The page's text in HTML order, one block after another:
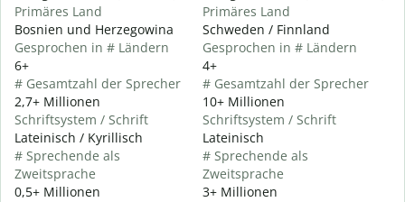
Primäres Land
Bosnien und Herzegowina
Gesprochen in # Ländern
6+
# Gesamtzahl der Sprecher
2,7+ Millionen
Schriftsystem / Schrift
Lateinisch / Kyrillisch
# Sprechende als
Zweitsprache
0,5+ Millionen
Primäres Land
Schweden / Finnland
Gesprochen in # Ländern
4+
# Gesamtzahl der Sprecher
10+ Millionen
Schriftsystem / Schrift
Lateinisch
# Sprechende als
Zweitsprache
3+ Millionen